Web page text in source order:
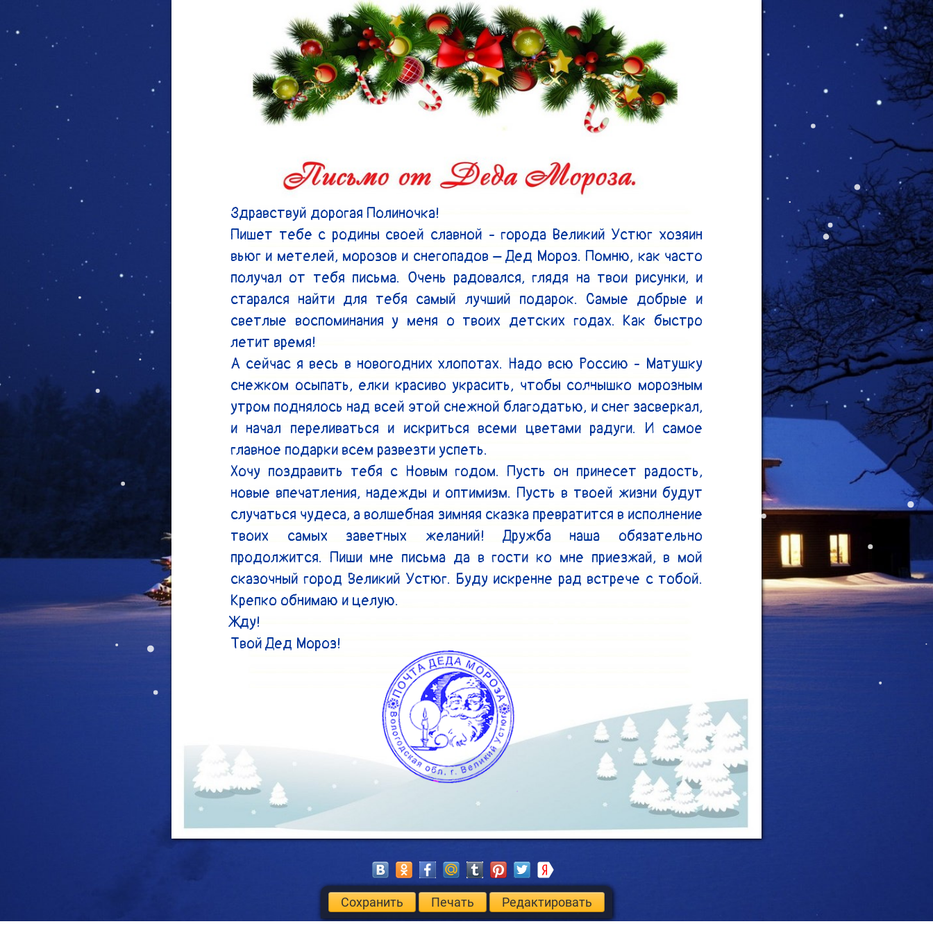
Здравствуй дорогая Полиночка!
Пишет тебе с родины своей славной - города Великий Устюг хозяин
вьюг и метелей, морозов и снегопадов – Дед Мороз. Помню, как часто
получал от тебя письма. Очень радовался, глядя на твои рисунки, и
старался найти для тебя самый лучший подарок. Самые добрые и
светлые воспоминания у меня о твоих детских годах. Как быстро
летит время!
А сейчас я весь в новогодних хлопотах. Надо всю Россию - Матушку
снежком осыпать, елки красиво украсить, чтобы солнышко морозным
утром поднялось над всей этой снежной благодатью, и снег засверкал,
и начал переливаться и искриться всеми цветами радуги. И самое
главное подарки всем развезти успеть.
Хочу поздравить тебя с Новым годом. Пусть он принесет радость,
новые впечатления, надежды и оптимизм. Пусть в твоей жизни будут
случаться чудеса, а волшебная зимняя сказка превратится в исполнение
твоих самых заветных желаний! Дружба наша обязательно
продолжится. Пиши мне письма да в гости ко мне приезжай, в мой
сказочный город Великий Устюг. Буду искренне рад встрече с тобой.
Крепко обнимаю и целую.
Жду!
Твой Дед Мороз!
Сохранить Печать Редактировать